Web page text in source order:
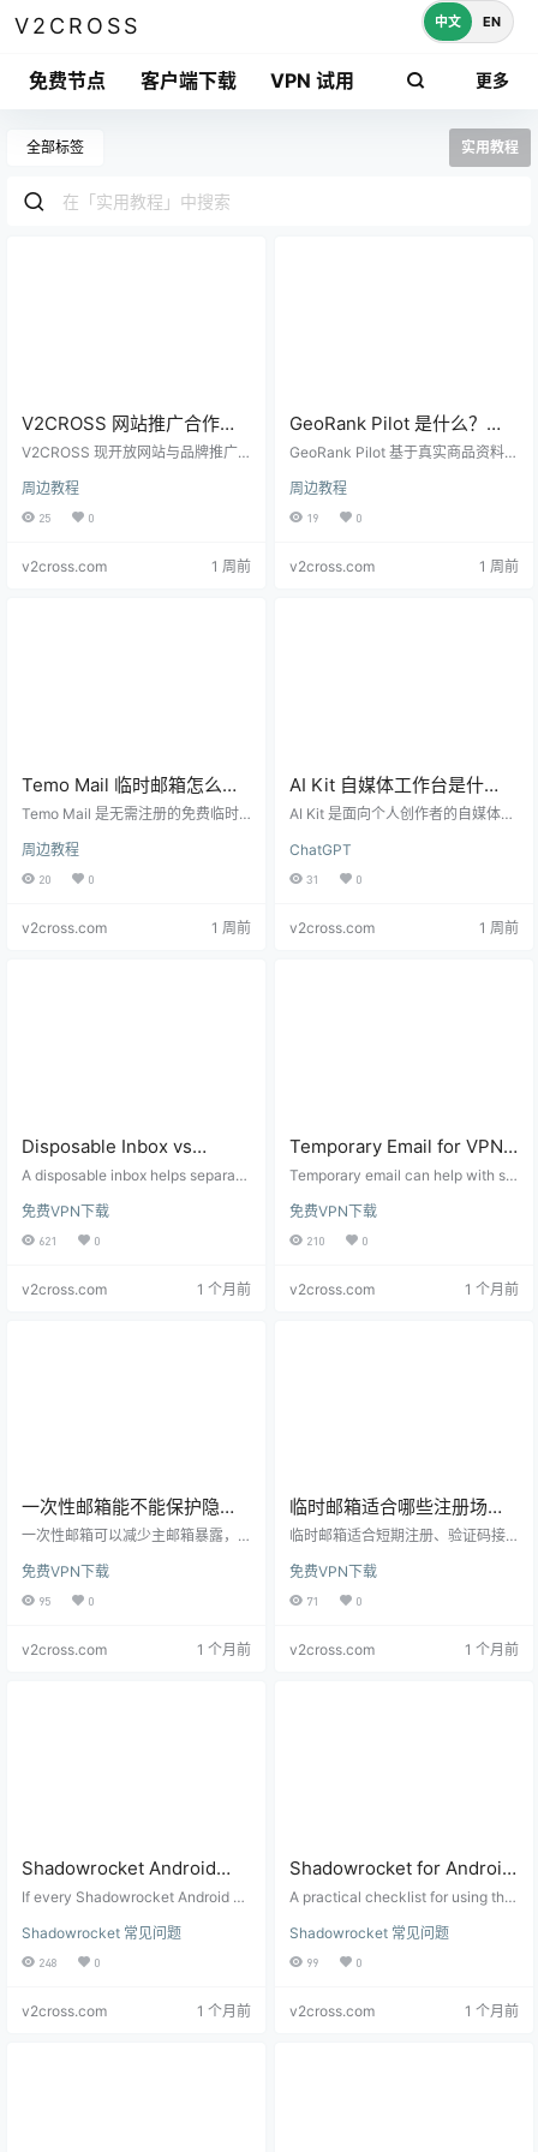
V2CROSS
免费节点 客户端下载 VPN 试用 更多
中文 EN
全部标签 实用教程
V2CROSS 网站推广合作：
500 USDT 发布一篇品牌与
V2CROSS 现开放网站与品牌推广
服务包含网站核验、中文长文撰
写、SEO 标题与描述、品牌链接、
络工具、开发者产品与数字服务。
周边教程
25 0
v2cross.com 1 周前
GeoRank Pilot 是什么？
Shopify 与 WordPress
GeoRank Pilot 基于真实商品资料生
文章，支持审核、草稿、定时发
布，并结合 Search Console、GA
权限和适用场景。
周边教程
19 0
v2cross.com 1 周前
Temo Mail 临时邮箱怎么
用？24 小时收件与验证码完
Temo Mail 是无需注册的免费临时
地址并接收验证码，访客邮件保存 2
4 小时。本文完整介绍使用步骤、适
用场景、收件排查、隐私边界和账
周边教程
20 0
v2cross.com 1 周前
AI Kit 自媒体工作台是什
么？AI 选题、写作、排期与
AI Kit 是面向个人创作者的自媒体工
历、发布排期和数据复盘连接为一
套流程，并提供 Prompt、Notion 与
Excel 模板。本文介绍功能、价格、
ChatGPT
31 0
v2cross.com 1 周前
Disposable Inbox vs
Primary Email: When to
VPN and Proxy Testing
A disposable inbox helps separate
ty. This guide explains when to us
e temporary email, when to use a
primary inbox, and how VPN/prox
免费VPN下载
621 0
v2cross.com 1 个月前
Temporary Email for VPN
Trials: Verification Codes,
Safety Checklist
Temporary email can help with sh
es, but it should not be used for lo
ng-term subscriptions, banking, s
chool, or payment accounts.
免费VPN下载
210 0
v2cross.com 1 个月前
一次性邮箱能不能保护隐
私？临时邮箱、VPN 和账号
一次性邮箱可以减少主邮箱暴露，
账号安全策略。本文解释临时邮箱
在注册、验证码、试用和风控场景
免费VPN下载
95 0
v2cross.com 1 个月前
临时邮箱适合哪些注册场
景？VPN 试用、验证码和主
临时邮箱适合短期注册、验证码接
但不适合银行、学校、支付和长期
账号。本文用 VPN 试用和隐私检测
免费VPN下载
71 0
v2cross.com 1 个月前
Shadowrocket Android
Speed Tests All Failed:
Deleting Nodes
If every Shadowrocket Android no
ernet, test target, DNS, subscriptio
n freshness, and node availability
Shadowrocket 常见问题
248 0
v2cross.com 1 个月前
Shadowrocket for Android
Official Download
Checksums, and Docs
A practical checklist for using the
site: verify Android focus, APK arc
hitecture, checksums, documenta
Shadowrocket 常见问题
99 0
v2cross.com 1 个月前